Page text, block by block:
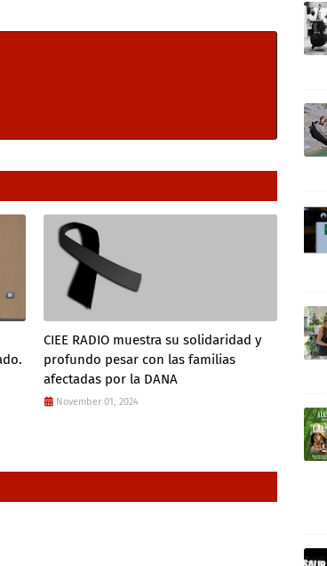
CIEE RADIO muestra su solidaridad y
profundo pesar con las familias
afectadas por la DANA
November 01, 2024